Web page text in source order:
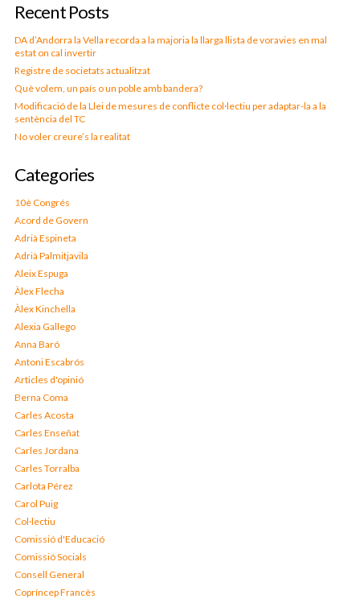
Recent Posts
DA d’Andorra la Vella recorda a la majoria la llarga llista de voravies en mal
estat on cal invertir
Registre de societats actualitzat
Què volem, un país o un poble amb bandera?
Modificació de la Llei de mesures de conflicte col·lectiu per adaptar-la a la
sentència del TC
No voler creure’s la realitat
Categories
10è Congrés
Acord de Govern
Adrià Espineta
Adrià Palmitjavila
Aleix Espuga
Àlex Flecha
Àlex Kinchella
Alexia Gallego
Anna Baró
Antoni Escabrós
Articles d'opinió
Berna Coma
Carles Acosta
Carles Enseñat
Carles Jordana
Carles Torralba
Carlota Pérez
Carol Puig
Col·lectiu
Comissió d'Educació
Comissió Socials
Consell General
Copríncep Francès